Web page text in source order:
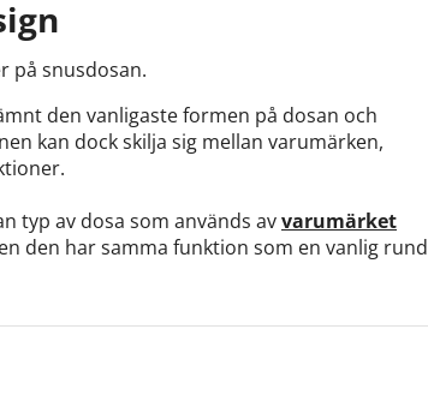
på snusdosan.
den vanligaste formen på dosan och
kan dock skilja sig mellan varumärken,
typ av dosa som används avvarumärket
den har samma funktion som en vanlig rund